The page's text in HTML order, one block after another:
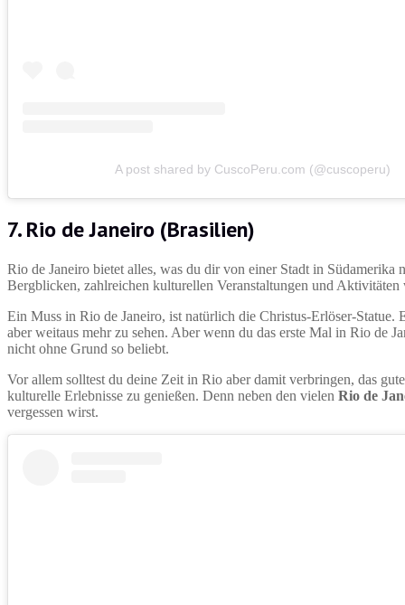
A post shared by CuscoPeru.com (@cuscoperu)
7. Rio de Janeiro (Brasilien)
Rio de Janeiro bietet alles, was du dir von einer Stadt in
Bergblicken, zahlreichen kulturellen Veranstaltungen und
Ein Muss in Rio de Janeiro, ist natürlich die Christus-Erlöser-
aber weitaus mehr zu sehen. Aber wenn du das erste Mal in Rio de
nicht ohne Grund so beliebt.
Vor allem solltest du deine Zeit in Rio aber damit verbringen, das
kulturelle Erlebnisse zu genießen. Denn neben den vielen Rio de
vergessen wirst.